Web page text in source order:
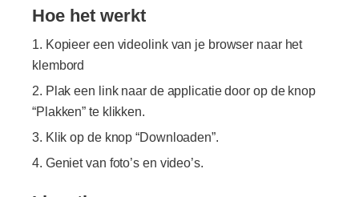
Hoe het werkt
Kopieer een videolink van je browser naar het
klembord
Plak een link naar de applicatie door op de knop
“Plakken” te klikken.
Klik op de knop “Downloaden”.
Geniet van foto’s en video’s.